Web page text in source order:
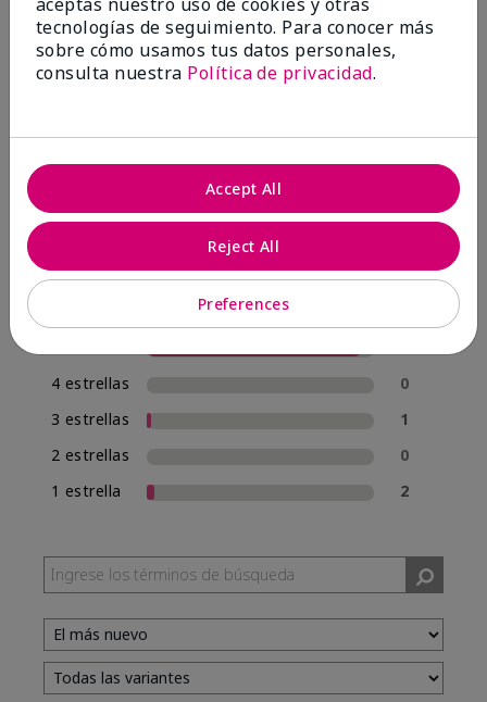
OPINIONES
57 Reseñas
Escribir Una Opinión
4 estrellas
0
3 estrellas
1
2 estrellas
0
1 estrella
2
tecnologías de seguimiento. Para conocer más
sobre cómo usamos tus datos personales,
consulta nuestra Política de privacidad.
Preferences
Reject All
Accept All